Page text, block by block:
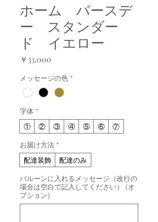
ホーム バースデ
ー スタンダー
ド イエロー
￥33,000
メッセージの色 *
字体 *
① ② ③ ④ ⑤ ⑥ ⑦
お届け方法 *
配達装飾 配達のみ
バルーンに入れるメッセージ（改行の
場合は空白で記入してください） (オ
プション)